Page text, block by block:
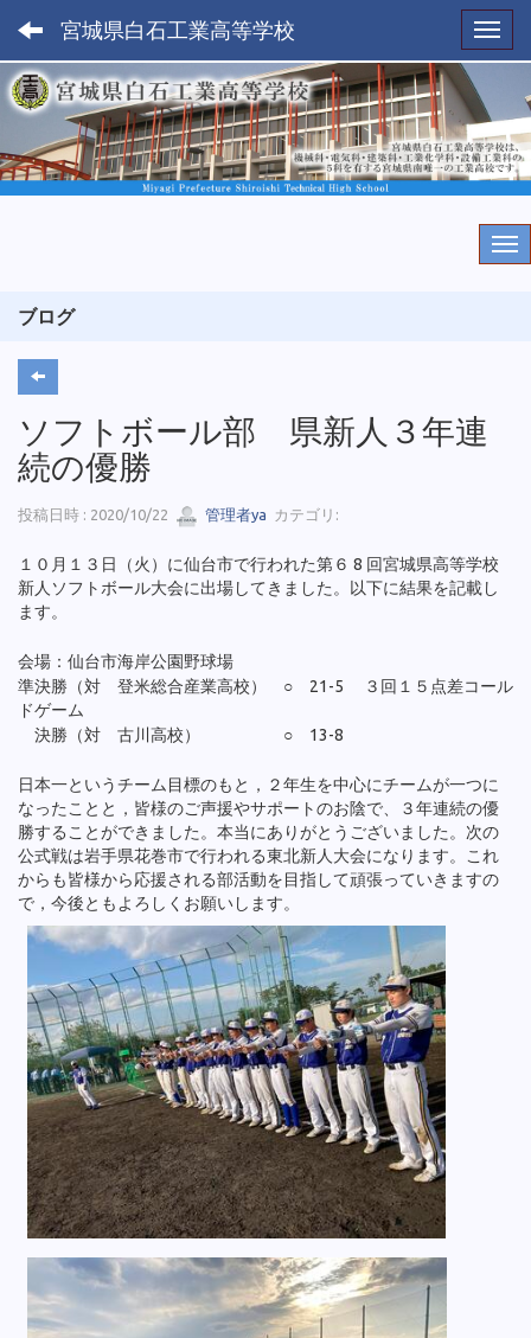
宮城県白石工業高等学校
ブログ
ソフトボール部 県新人３年連
続の優勝
投稿日時 : 2020/10/22 管理者ya カテゴリ:
１０月１３日（火）に仙台市で行われた第６ 8 回宮城県高等学校
新人ソフトボール大会に出場してきました。以下に結果を記載し
ます。
会場：仙台市海岸公園野球場
準決勝（対 登米総合産業高校） ○ 21-5 ３回１５点差コール
ドゲーム
決勝（対 古川高校） ○ 13-8
日本一というチーム目標のもと，２年生を中心にチームが一つに
なったことと，皆様のご声援やサポートのお陰で、３年連続の優
勝することができました。本当にありがとうございました。次の
公式戦は岩手県花巻市で行われる東北新人大会になります。これ
からも皆様から応援される部活動を目指して頑張っていきますの
で，今後ともよろしくお願いします。